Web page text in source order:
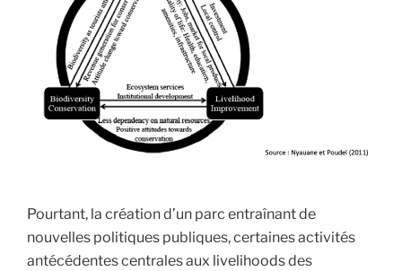
Pourtant, la création d’un parc entraînant de
nouvelles politiques publiques, certaines activités
antécédentes centrales aux livelihoods des